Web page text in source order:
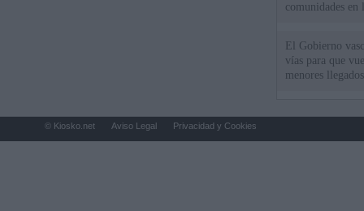
comunidades en
El Gobierno
vías para que
menores
© Kiosko.net Aviso Legal Privacidad y Cookies